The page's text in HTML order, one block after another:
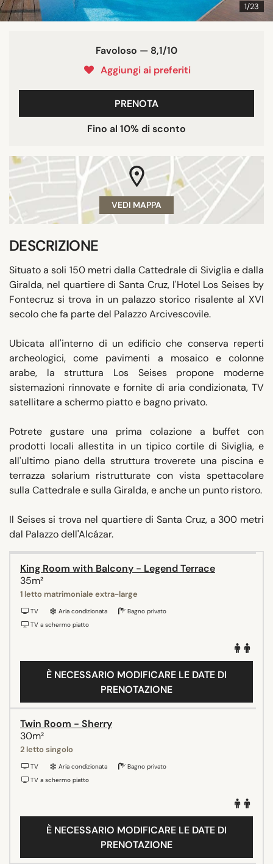
1/23
Favoloso — 8,1/10
Aggiungi ai preferiti
PRENOTA
Fino al 10% di sconto
VEDI MAPPA
DESCRIZIONE
Situato a soli 150 metri dalla Cattedrale di Siviglia e dalla
Giralda, nel quartiere di Santa Cruz, l'Hotel Los Seises by
Fontecruz si trova in un palazzo storico risalente al XVI
secolo che fa parte del Palazzo Arcivescovile.
Ubicata all'interno di un edificio che conserva reperti
archeologici, come pavimenti a mosaico e colonne
arabe, la struttura Los Seises propone moderne
sistemazioni rinnovate e fornite di aria condizionata, TV
satellitare a schermo piatto e bagno privato.
Potrete gustare una prima colazione a buffet con
prodotti locali allestita in un tipico cortile di Siviglia, e
all'ultimo piano della struttura troverete una piscina e
terrazza solarium ristrutturate con vista spettacolare
sulla Cattedrale e sulla Giralda, e anche un punto ristoro.
Il Seises si trova nel quartiere di Santa Cruz, a 300 metri
dal Palazzo dell'Alcázar.
King Room with Balcony - Legend Terrace
35m²
1 letto matrimoniale extra-large
TV Aria condizionata
Bagno privato
TV a schermo piatto
È NECESSARIO MODIFICARE LE DATE DI
PRENOTAZIONE
Twin Room - Sherry
30m²
2 letto singolo
TV Aria condizionata
Bagno privato
TV a schermo piatto
È NECESSARIO MODIFICARE LE DATE DI
PRENOTAZIONE